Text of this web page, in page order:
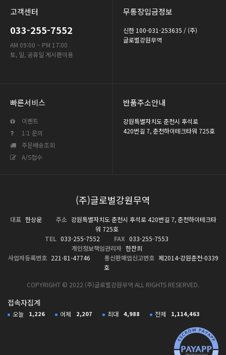
고객센터
033-255-7552
AM 09:00 ~ PM 17:00
토, 일, 공휴일 게시판이용
무통장입금정보
신한 100-031-253635 / (주)
글로벌강원무역
빠른서비스
이벤트
1:1 문의
주문배송조회
A/S접수
반품주소안내
강원특별자치도 춘천시 후석로
420번길 7, 춘천하이테크타워 725호
(주)글로벌강원무역
대표 한상운 주소 강원특별자치도 춘천시 후석로 420번길 7, 춘천하이테크타
워 725호
TEL 033-255-7552 FAX 033-255-7553
개인정보책임관리자 한찬희
사업자등록번호 221-81-47746 통신판매업신고번호 제2014-강원춘천-0339
호
COPYRIGHT © 2022 (주)글로벌강원무역 ALL RIGHTS RESERVED.
접속자집계
오늘 1,226 어제 2,207 최대 4,988 전체 1,114,463